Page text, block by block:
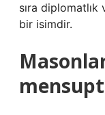
sıra
bir isimdir.